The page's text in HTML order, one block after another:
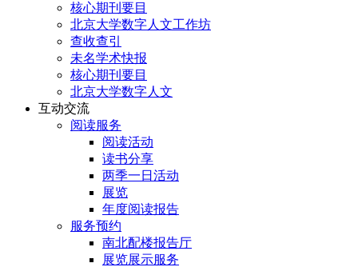
核心期刊要目
北京大学数字人文工作坊
查收查引
未名学术快报
核心期刊要目
北京大学数字人文
互动交流
阅读服务
阅读活动
读书分享
两季一日活动
展览
年度阅读报告
服务预约
南北配楼报告厅
展览展示服务